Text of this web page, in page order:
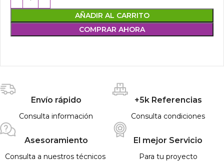
AÑADIR AL CARRITO
COMPRAR AHORA
Envío rápido
Consulta información
+5k Referencias
Consulta condiciones
Asesoramiento
Consulta a nuestros técnicos
El mejor Servicio
Para tu proyecto